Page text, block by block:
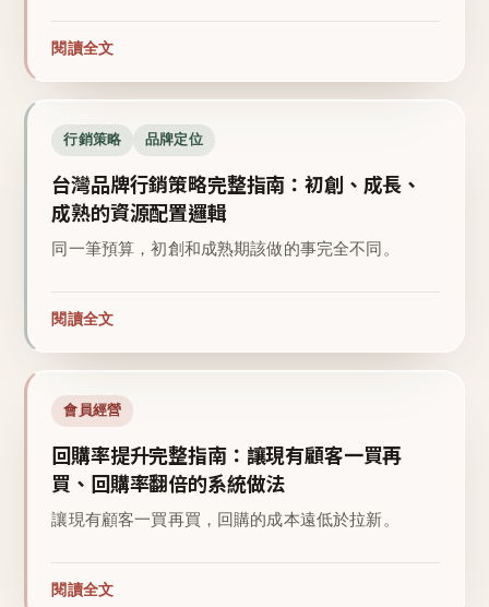
閱讀全文
行銷策略 品牌定位
台灣品牌行銷策略完整指南：初創、成長、
成熟的資源配置邏輯
同一筆預算，初創和成熟期該做的事完全不同。
閱讀全文
會員經營
回購率提升完整指南：讓現有顧客一買再
買、回購率翻倍的系統做法
讓現有顧客一買再買，回購的成本遠低於拉新。
閱讀全文